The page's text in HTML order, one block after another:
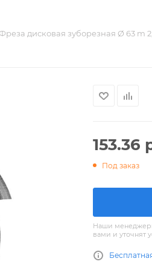
Фреза дисковая зуборезная Ø 63 m
153.36
Под заказ
Наши
вами и уточнят